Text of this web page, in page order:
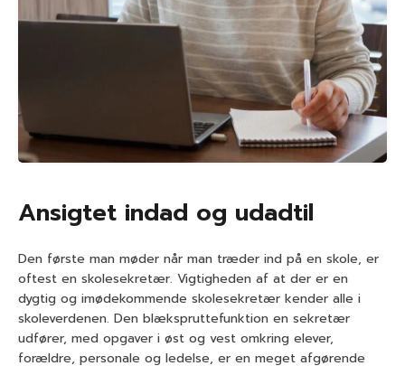
Ansigtet indad og udadtil
Den første man møder når man træder ind på en skole, er
oftest en skolesekretær. Vigtigheden af at der er en
dygtig og imødekommende skolesekretær kender alle i
skoleverdenen. Den blækspruttefunktion en sekretær
udfører, med opgaver i øst og vest omkring elever,
forældre, personale og ledelse, er en meget afgørende